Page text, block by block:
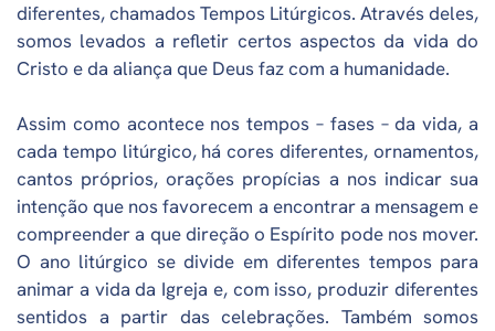
diferentes, chamados Tempos Litúrgicos. Através deles,
somos levados a refletir certos aspectos da vida do
Cristo e da aliança que Deus faz com a humanidade.
Assim como acontece nos tempos – fases – da vida, a
cada tempo litúrgico, há cores diferentes, ornamentos,
cantos próprios, orações propícias a nos indicar sua
intenção que nos favorecem a encontrar a mensagem e
compreender a que direção o Espírito pode nos mover.
O ano litúrgico se divide em diferentes tempos para
animar a vida da Igreja e, com isso, produzir diferentes
sentidos a partir das celebrações. Também somos